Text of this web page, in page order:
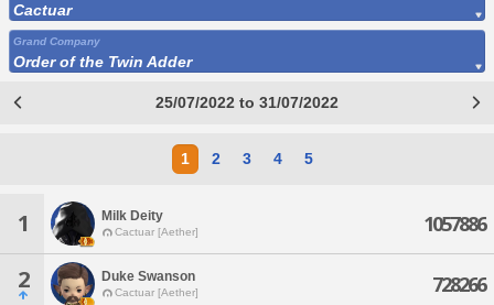
Cactuar
Grand Company
Order of the Twin Adder
25/07/2022 to 31/07/2022
1 2 3 4 5
1 Milk Deity
Cactuar [Aether] 1057886
2 Duke Swanson
Cactuar [Aether] 728266